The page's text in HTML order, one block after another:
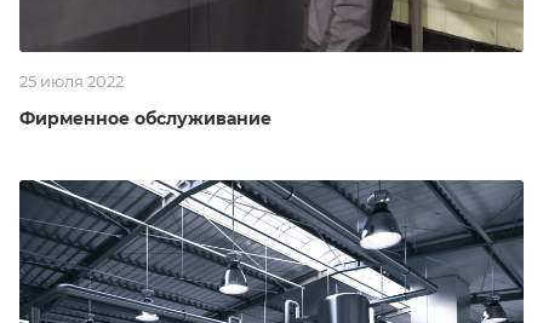
25 июля 2022
Фирменное обслуживание